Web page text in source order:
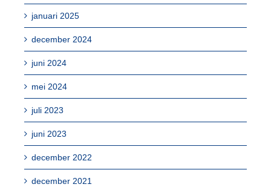
januari 2025
december 2024
juni 2024
mei 2024
juli 2023
juni 2023
december 2022
december 2021